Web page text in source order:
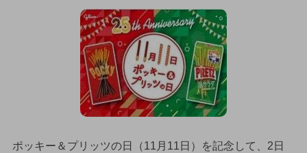
ポッキー＆プリッツの日（11月11日）を記念して、2日